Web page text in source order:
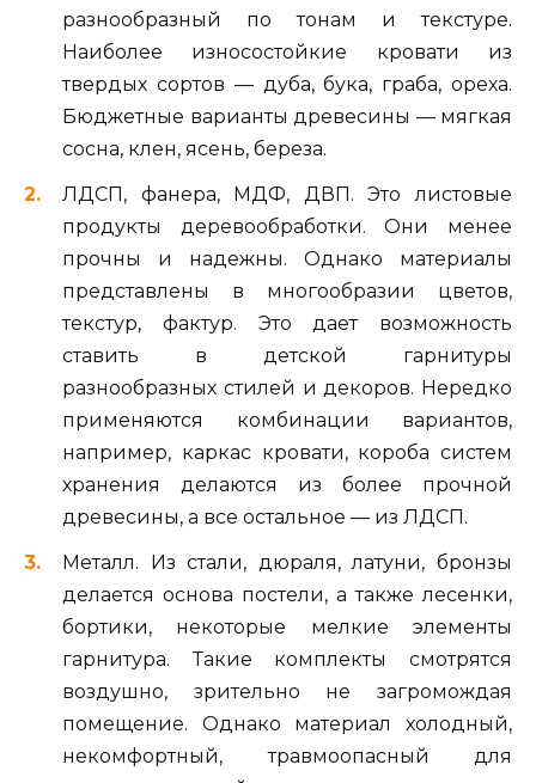
разнообразный по тонам и текстуре.
Наиболее износостойкие кровати из
твердых сортов — дуба, бука, граба, ореха.
Бюджетные варианты древесины — мягкая
сосна, клен, ясень, береза.
ЛДСП, фанера, МДФ, ДВП. Это листовые
продукты деревообработки. Они менее
прочны и надежны. Однако материалы
представлены в многообразии цветов,
текстур, фактур. Это дает возможность
ставить в детской гарнитуры
разнообразных стилей и декоров. Нередко
применяются комбинации вариантов,
например, каркас кровати, короба систем
хранения делаются из более прочной
древесины, а все остальное — из ЛДСП.
Металл. Из стали, дюраля, латуни, бронзы
делается основа постели, а также лесенки,
бортики, некоторые мелкие элементы
гарнитура. Такие комплекты смотрятся
воздушно, зрительно не загромождая
помещение. Однако материал холодный,
некомфортный, травмоопасный для